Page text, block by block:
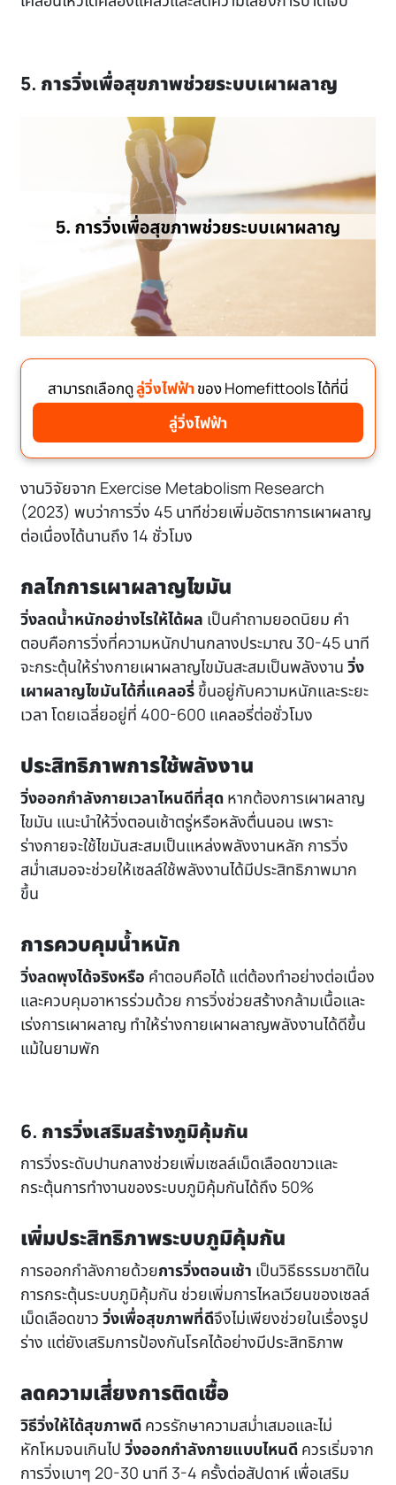
5. การวิ่งเพื่อสุขภาพช่วยระบบเผาผลาญ
สามารถเลือกดูลู่วิ่งไฟฟ้าของ Homefittools ได้ที่นี่
ลู่วิ่งไฟฟ้า
งานวิจัยจาก Exercise Metabolism Research
(2023) พบว่าการวิ่ง 45 นาทีช่วยเพิ่มอัตราการเผาผลาญ
ต่อเนื่องได้นานถึง 14 ชั่วโมง
กลไกการเผาผลาญไขมัน
วิ่งลดน้ำหนักอย่างไรให้ได้ผล เป็นคำถามยอดนิยม คำ
ตอบคือการวิ่งที่ความหนักปานกลางประมาณ 30-45 นาที
จะกระตุ้นให้ร่างกายเผาผลาญไขมันสะสมเป็นพลังงานวิ่ง
เผาผลาญไขมันได้กี่แคลอรี่ขึ้นอยู่กับความหนักและระยะ
เวลา โดยเฉลี่ยอยู่ที่ 400-600 แคลอรี่ต่อชั่วโมง
ประสิทธิภาพการใช้พลังงาน
วิ่งออกกำลังกายเวลาไหนดีที่สุด หากต้องการเผาผลาญ
ไขมัน แนะนำให้วิ่งตอนเช้าตรู่หรือหลังตื่นนอน เพราะ
ร่างกายจะใช้ไขมันสะสมเป็นแหล่งพลังงานหลัก การวิ่ง
สม่ำเสมอจะช่วยให้เซลล์ใช้พลังงานได้มีประสิทธิภาพมาก
ขึ้น
การควบคุมน้ำหนัก
วิ่งลดพุงได้จริงหรือ คำตอบคือได้ แต่ต้องทำอย่างต่อเนื่อง
และควบคุมอาหารร่วมด้วย การวิ่งช่วยสร้างกล้ามเนื้อและ
เร่งการเผาผลาญ ทำให้ร่างกายเผาผลาญพลังงานได้ดีขึ้น
แม้ในยามพัก
6. การวิ่งเสริมสร้างภูมิคุ้มกัน
การวิ่งระดับปานกลางช่วยเพิ่มเซลล์เม็ดเลือดขาวและ
กระตุ้นการทำงานของระบบภูมิคุ้มกันได้ถึง 50%
เพิ่มประสิทธิภาพระบบภูมิคุ้มกัน
การออกกำลังกายด้วยการวิ่งตอนเช้า เป็นวิธีธรรมชาติใน
การกระตุ้นระบบภูมิคุ้มกัน ช่วยเพิ่มการไหลเวียนของเซลล์
เม็ดเลือดขาววิ่งเพื่อสุขภาพที่ดีจึงไม่เพียงช่วยในเรื่องรูป
ร่าง แต่ยังเสริมการป้องกันโรคได้อย่างมีประสิทธิภาพ
ลดความเสี่ยงการติดเชื้อ
วิธีวิ่งให้ได้สุขภาพดี ควรรักษาความสม่ำเสมอและไม่
หักโหมจนเกินไปวิ่งออกกำลังกายแบบไหนดี ควรเริ่มจาก
การวิ่งเบาๆ 20-30 นาที 3-4 ครั้งต่อสัปดาห์ เพื่อเสริม